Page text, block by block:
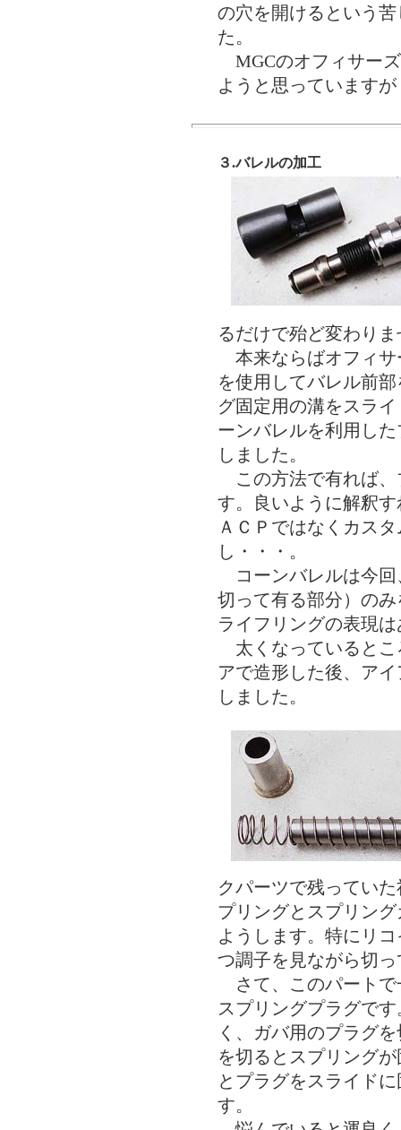
の穴を開けるという
た。
MGCのオフィサー
ようと思っています
３.バレルの加工
るだけで殆ど変わり
本来ならばオフィサ
を使用してバレル前
グ固定用の溝をスラ
ーンバレルを利用し
しました。
この方法で有れば、
す。良いように解釈
ＡＣＰではなくカス
し・・・。
コーンバレルは今回
切って有る部分）の
ライフリングの表現
太くなっているとこ
アで造形した後、ア
しました。
クパーツで残ってい
プリングとスプリン
ようします。特にリ
つ調子を見ながら切
さて、このパートで
スプリングプラグで
く、ガバ用のプラグ
を切るとスプリング
とプラグをスライド
す。